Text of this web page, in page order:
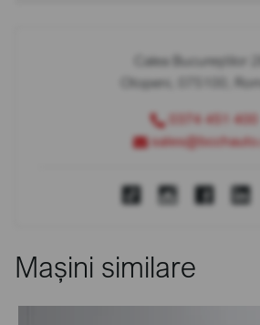
Calea Bucureștilor
Otopeni, 075100,
0374 451 400
Mașini similare